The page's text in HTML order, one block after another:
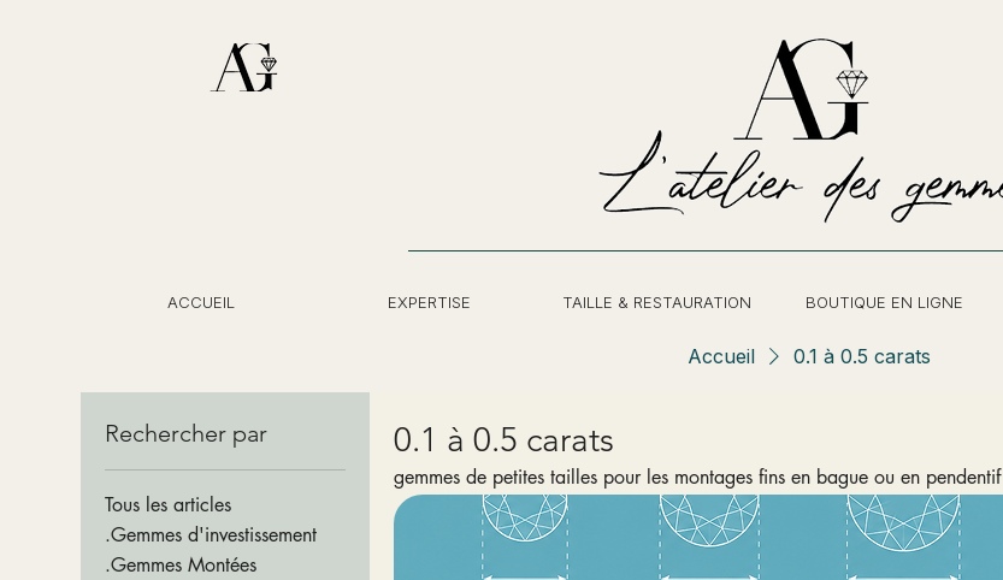
ACCUEIL EXPERTISE TAILLE & RESTAURATION BOUTIQUE EN LIGNE
Accueil 0.1 à 0.5 carats
Rechercher par
Tous les articles
.Gemmes d'investissement
.Gemmes Montées
0.1 à 0.5 carats
gemmes de petites tailles pour les montages fins en bague ou en pendentif